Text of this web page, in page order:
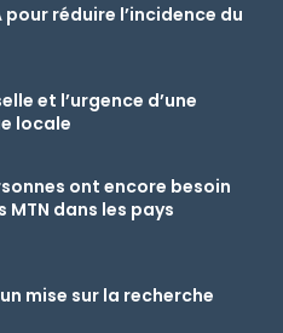
pour réduire l’incidence du
et l’urgence d’une
locale
ont encore besoin
dans les pays
mise sur la recherche